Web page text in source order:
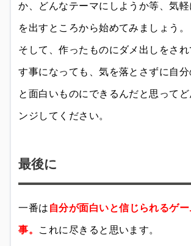
か、どんなテーマにしようか等、気
を出すところから始めてみましょう。
そして、作ったものにダメ出しをさ
す事になっても、気を落とさずに自
と面白いものにできるんだと思って
ンジしてください。
最後に
一番は 自分が面白いと信じられるゲ
事。 これに尽きると思います。